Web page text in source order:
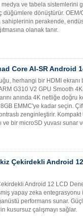
ve tabela sistemlerini
düğümlere dönüştürür.
perakende,
olanak tanır.
Core AI-SR Android
herhangi bir HDMI ekranı
G310 V2 GPU Smooth
anında 4K netliğe
EMMC'ye kadar seçin.
zenginleştirir.
ve bir microSD yuvası sunar
Çekirdekli Android
Android 12 LCD
yapay zeka entegrasyonu
performans sunar.
kusursuz çalışmayı sağlar.